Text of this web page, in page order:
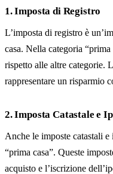
1. Imposta di Registro
L’imposta di registro è
casa. Nella categoria
rispetto alle altre categorie.
rappresentare un risparmio
2. Imposta Catastale e
Anche le imposte catastali
“prima casa”. Queste
acquisto e l’iscrizione